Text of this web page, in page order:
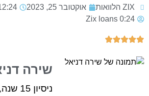
ZIX הלוואות אוקטובר 25, 2023
am
0:24
שירה